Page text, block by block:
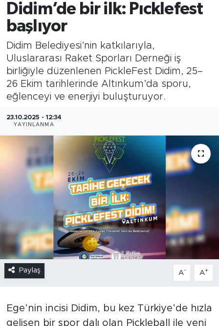
Didim’de bir ilk: Pıcklefest
başlıyor
Didim Belediyesi’nin katkılarıyla,
Uluslararası Raket Sporları Derneği iş
birliğiyle düzenlenen PickleFest Didim, 25–
26 Ekim tarihlerinde Altınkum’da sporu,
eğlenceyi ve enerjiyi buluşturuyor.
23.10.2025 - 12:34
YAYINLANMA
Paylaş A- A+
Ege’nin incisi Didim, bu kez Türkiye’de hızla
gelişen bir spor dalı olan Pickleball ile yeni